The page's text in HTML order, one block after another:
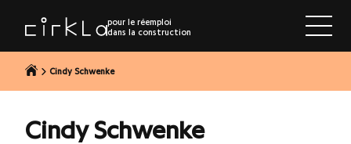
contenu
pour le réemploi
dans la construction
Cindy Schwenke
Cindy Schwenke